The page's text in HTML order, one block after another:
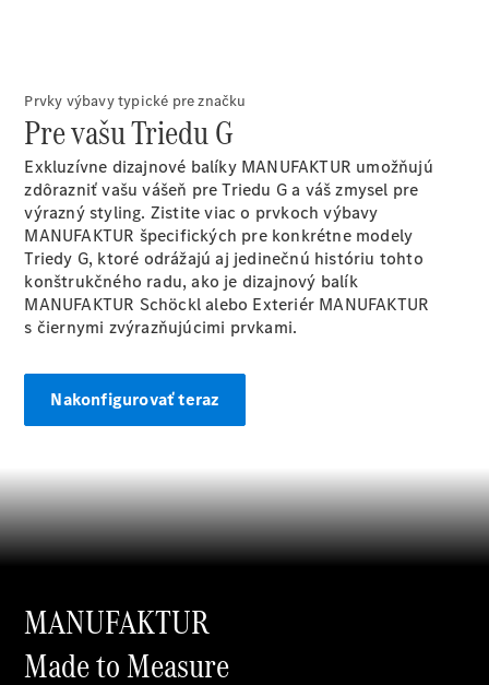
Kombi
CLA
Shooting
Brake
Elektromobil
CLA
Shooting
Brake
Trieda C
kombi
Trieda C All-
Terrain
kombi
Trieda E All-
Terrain
Vozidlá k
priamemu
odberu
Konfigurátor
Prvky výbavy typické pre značku
Pre vašu Triedu G
Exkluzívne dizajnové balíky MANUFAKTUR umožňujú
zdôrazniť vašu vášeň pre Triedu G a váš zmysel pre
výrazný styling. Zistite viac o prvkoch výbavy
MANUFAKTUR špecifických pre konkrétne modely
Triedy G, ktoré odrážajú aj jedinečnú históriu tohto
konštrukčného radu, ako je dizajnový balík
MANUFAKTUR Schöckl alebo Exteriér MANUFAKTUR
s čiernymi zvýrazňujúcimi prvkami.
Nakonfigurovať teraz
MANUFAKTUR
Made to Measure